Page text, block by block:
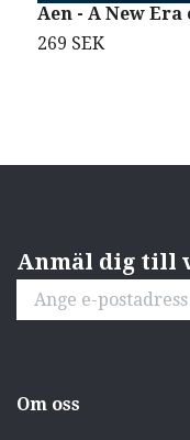
Aen - A New
269 SEK
Anmäl dig till
Om oss